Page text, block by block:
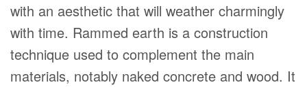
with an aesthetic that will weather charmingly
with time. Rammed earth is a construction
technique used to complement the main
materials, notably naked concrete and wood. It